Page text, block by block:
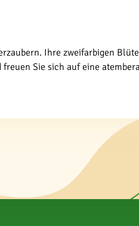
Ihre zweifarbigen
Sie sich auf eine